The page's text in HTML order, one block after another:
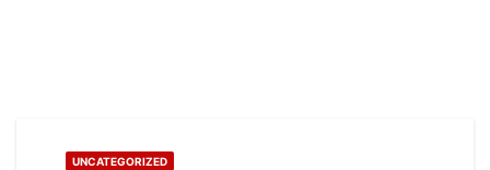
UNCATEGORIZED